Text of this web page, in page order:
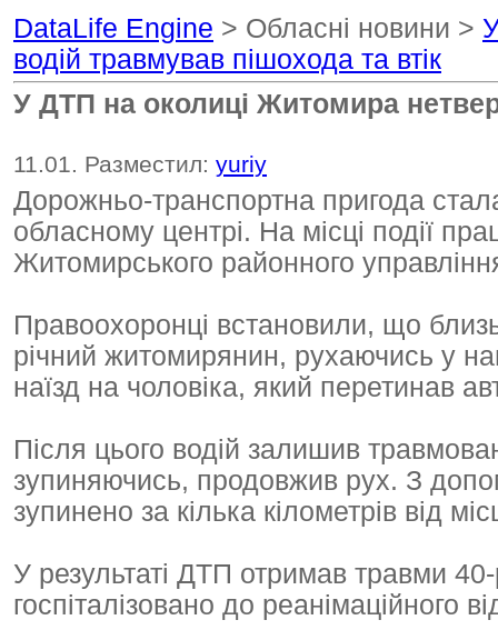
DataLife Engine > Обласні новини >
водій травмував пішохода та втік
У ДТП на околиці Житомира
11.01. Разместил: yuriy
Дорожньо-транспортна пригода
обласному центрі. На місці події
Житомирського районного
Правоохоронці встановили, що
річний житомирянин, рухаючись у
наїзд на чоловіка, який перетинав
Після цього водій залишив
зупиняючись, продовжив рух. З
зупинено за кілька кілометрів від
У результаті ДТП отримав травми
госпіталізовано до реанімаційного